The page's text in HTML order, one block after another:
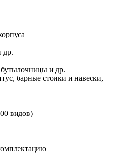
др.
и др.
барные стойки и навески,
видов)